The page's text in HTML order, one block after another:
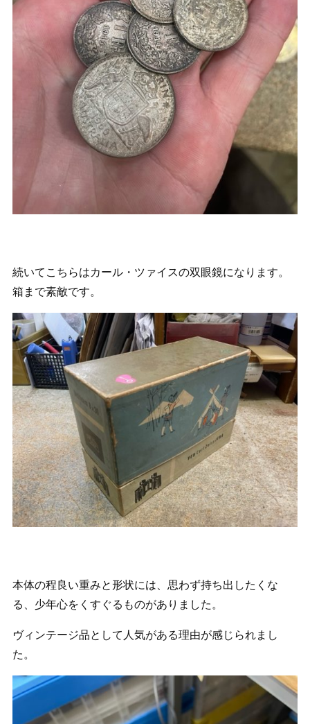
続いてこちらはカール・ツァイスの双眼鏡になります。
箱まで素敵です。
本体の程良い重みと形状には、思わず持ち出したくな
る、少年心をくすぐるものがありました。
ヴィンテージ品として人気がある理由が感じられまし
た。